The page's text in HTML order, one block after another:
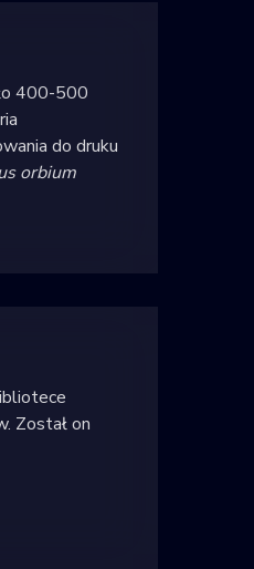
400-500
do druku
orbium
Został on